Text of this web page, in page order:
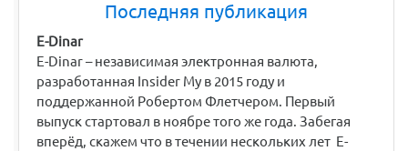
Последняя публикация
E-Dinar
E-Dinar – независимая электронная валюта,
разработанная Insider My в 2015 году и
поддержанной Робертом Флетчером. Первый
выпуск стартовал в ноябре того же года. Забегая
вперёд, скажем что в течении нескольких лет E-